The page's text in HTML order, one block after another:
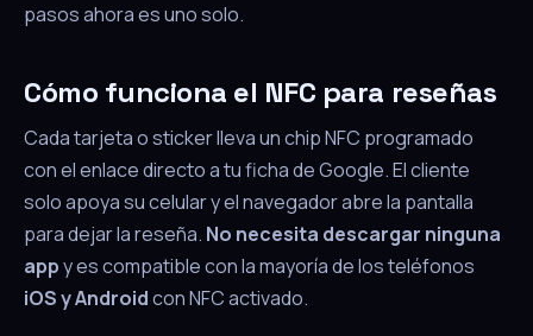
pasos ahora es uno solo.
Cómo funciona el NFC para reseñas
Cada tarjeta o sticker lleva un chip NFC programado
con el enlace directo a tu ficha de Google. El cliente
solo apoya su celular y el navegador abre la pantalla
para dejar la reseña. No necesita descargar ninguna
appy es compatible con la mayoría de los teléfonos
iOS y Androidcon NFC activado.